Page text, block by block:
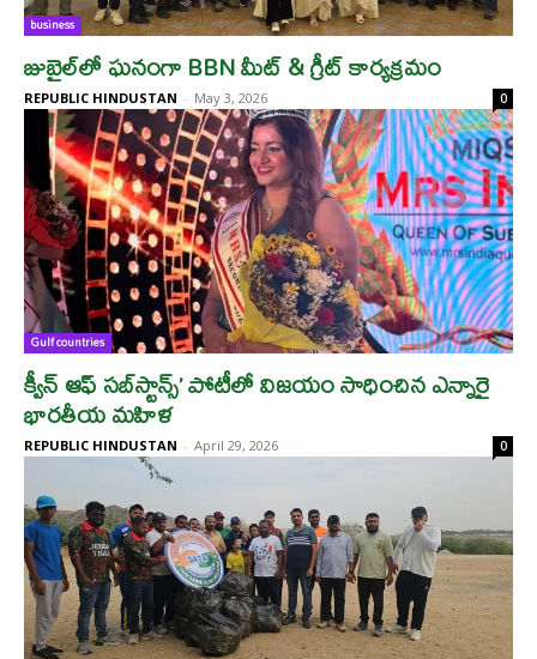
business
జుబైల్‌లో ఘనంగా BBN మీట్ & గ్రీట్ కార్యక్రమం
REPUBLIC HINDUSTAN - May 3, 2026 0
Gulf countries
క్వీన్ ఆఫ్ సబ్‌స్టాన్స్’ పోటీలో విజయం సాధించిన ఎన్నారై
భారతీయ మహిళ
REPUBLIC HINDUSTAN - April 29, 2026 0